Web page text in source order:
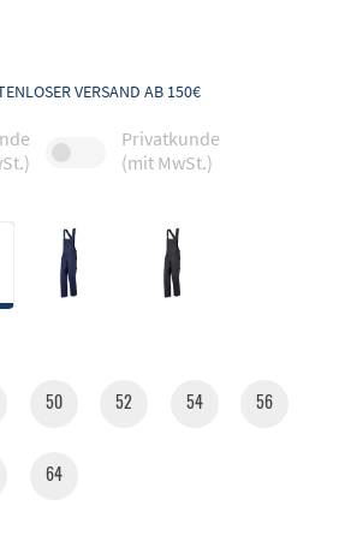
VERSAND AB 150€
Privatkunde
(mit MwSt.)
50 52 54 56
64